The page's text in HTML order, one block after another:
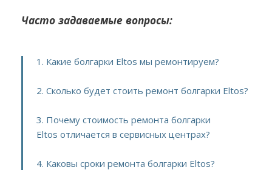
Часто задаваемые вопросы:
1. Какие болгарки Eltos мы ремонтируем?
2. Сколько будет стоить ремонт болгарки Eltos?
3. Почему стоимость ремонта болгарки
Eltos отличается в сервисных центрах?
4. Каковы сроки ремонта болгарки Eltos?